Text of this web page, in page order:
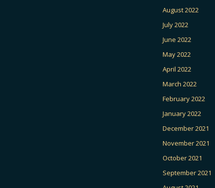
August 2022
July 2022
June 2022
May 2022
April 2022
March 2022
February 2022
January 2022
December 2021
November 2021
October 2021
September 2021